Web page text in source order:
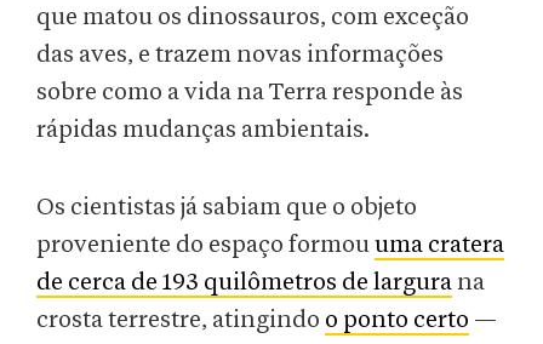
que matou os dinossauros, com exceção
das aves, e trazem novas informações
sobre como a vida na Terra responde às
rápidas mudanças ambientais.
Os cientistas já sabiam que o objeto
proveniente do espaço formouuma cratera
de cerca de 193 quilômetros de largura na
crosta terrestre, atingindo o ponto certo —